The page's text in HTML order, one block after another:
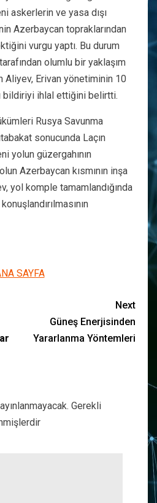
askerlerin ve yasa dışı
Azerbaycan topraklarından
vurgu yaptı. Bu durum
olumlu bir yaklaşım
Aliyev, Erivan yönetiminin 10
bildiriyi ihlal ettiğini belirtti.
Rusya Savunma
sonucunda Laçın
yolun güzergahının
Azerbaycan kısmının inşa
yol komple tamamlandığında
SAYFA
Next
Güneş Enerjisinden
Yararlanma Yöntemleri
Gerekli